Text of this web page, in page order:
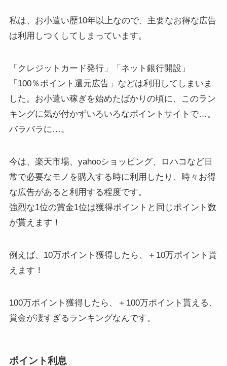
私は、お小遣い歴10年以上なので、主要なお得な広告
は利用しつくしてしまっています。
「クレジットカード発行」「ネット銀行開設」
「100％ポイント還元広告」などは利用してしまいま
した。お小遣い稼ぎを始めたばかりの頃に、このラン
キングに気が付かずいろいろなポイントサイトで…。
バラバラに…。
今は、楽天市場、yahooショッピング、ロハコなど日
常で必要なモノを購入する時に利用したり、時々お得
な広告があると利用する程度です。
強烈な1位の賞金1位は獲得ポイントと同じポイント数
が貰えます！
例えば、10万ポイント獲得したら、＋10万ポイント貰
えます！
100万ポイント獲得したら、＋100万ポイント貰える、
賞金が凄すぎるランキングなんです。
ポイント利息